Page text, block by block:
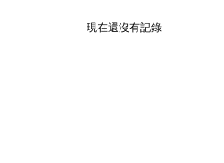
現在還沒有記錄